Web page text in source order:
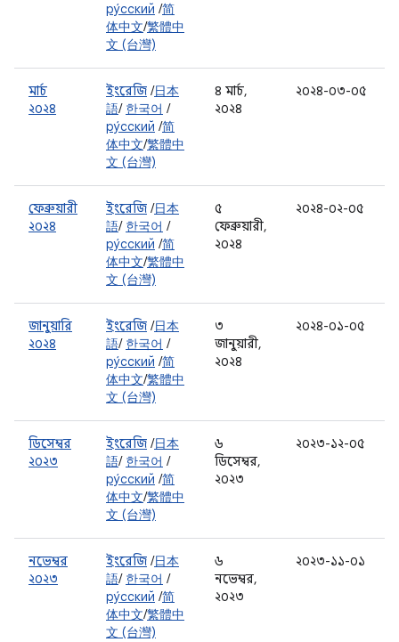
ру́сский /简
体中文/繁體中
文 (台灣)
মার্চ
২০২৪
ইংরেজি /日本
語/ 한국어 /
ру́сский /简
体中文/繁體中
文 (台灣)
৪ মার্চ,
২০২৪
২০২৪-০৩-০৫
ফেব্রুয়ারী
২০২৪
ইংরেজি /日本
語/ 한국어 /
ру́сский /简
体中文/繁體中
文 (台灣)
৫
ফেব্রুয়ারী,
২০২৪
২০২৪-০২-০৫
জানুয়ারি
২০২৪
ইংরেজি /日本
語/ 한국어 /
ру́сский /简
体中文/繁體中
文 (台灣)
৩
জানুয়ারী,
২০২৪
২০২৪-০১-০৫
ডিসেম্বর
২০২৩
ইংরেজি /日本
語/ 한국어 /
ру́сский /简
体中文/繁體中
文 (台灣)
৬
ডিসেম্বর,
২০২৩
২০২৩-১২-০৫
নভেম্বর
২০২৩
ইংরেজি /日本
語/ 한국어 /
ру́сский /简
体中文/繁體中
文 (台灣)
৬
নভেম্বর,
২০২৩
২০২৩-১১-০১